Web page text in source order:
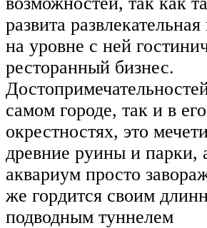
развита
на уровне с ней
ресторанный бизнес.
самом городе, так и в его
окрестностях, это
древние руины и парки,
аквариум просто
же гордится своим
подводным туннелем